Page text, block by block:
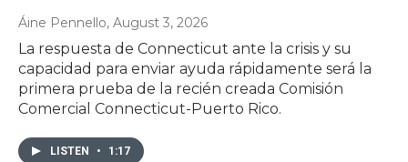
Áine Pennello, August 3, 2026
La respuesta de Connecticut ante la crisis y su
capacidad para enviar ayuda rápidamente será la
primera prueba de la recién creada Comisión
Comercial Connecticut-Puerto Rico.
LISTEN • 1:17